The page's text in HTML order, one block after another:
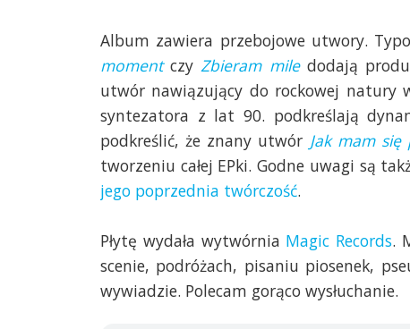
Album zawiera przebojowe utwory.
momentczyZbieram miledodają
utwór nawiązujący do rockowej natury
syntezatora z lat 90. podkreślają
podkreślić, że znany utwór Jak mam się
tworzeniu całej EPki. Godne uwagi są
jego poprzednia twórczość.
Płytę wydała wytwórnia Magic Records.
scenie, podróżach, pisaniu piosenek,
wywiadzie. Polecam gorąco wysłuchanie.